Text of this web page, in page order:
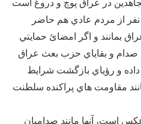
از مردم عادي هم حاضر
بمانند و اگر امضائ حمايتي
صدام و بقاياي حزب بعث عراق
و رؤياي بازگشت شرايط
مقاومت هاي پراکنده سلطنت
است، آنها مانند صداميان